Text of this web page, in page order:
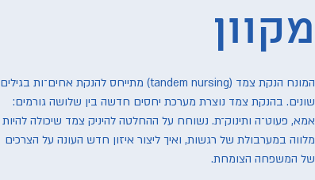
מקוון
המונח הנקת צמד (tandem nursing) מתייחס להנקת אחים־ות בגילים
שונים. בהנקת צמד נוצרת מערכת יחסים חדשה בין שלושה גורמים:
אמא, פעוט־ה ותינוק־ת. נשוחח על ההחלטה להיניק צמד שיכולה להיות
מלווה במערבולת של רגשות, ואיך ליצור איזון חדש העונה על הצרכים
של המשפחה הצומחת.